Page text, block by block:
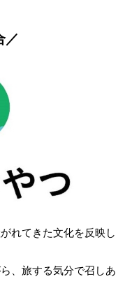
／
れてきた文化を反映し
、旅する気分で召しあ